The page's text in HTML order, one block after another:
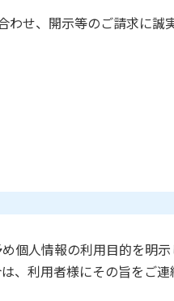
せ、開示等のご請求に誠
個人情報の利用目的を明
、利用者様にその旨をご